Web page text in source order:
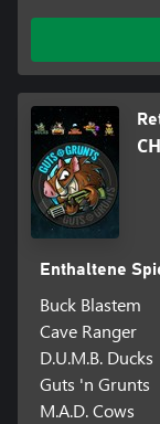
Enthaltene
Buck Blastem
Cave Ranger
D.U.M.B. Ducks
Guts 'n Grunts
M.A.D. Cows